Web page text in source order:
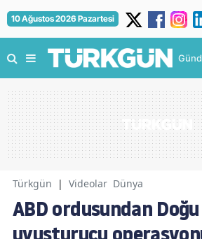
10 Ağustos 2026 Pazartesi
Türkgün | Videolar Dünya
ABD ordusundan